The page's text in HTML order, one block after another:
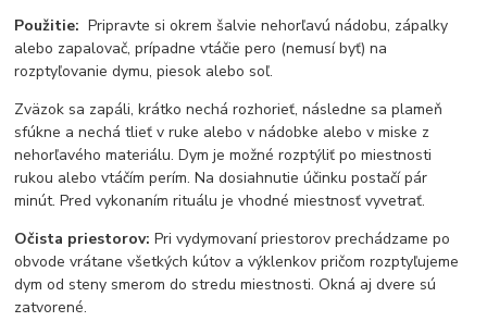
Použitie: Pripravte si okrem šalvie nehorľavú nádobu, zápalky
alebo zapalovač, prípadne vtáčie pero (nemusí byť) na
rozptyľovanie dymu, piesok alebo soľ.
Zväzok sa zapáli, krátko nechá rozhorieť, následne sa plameň
sfúkne a nechá tlieť v ruke alebo v nádobke alebo v miske z
nehorľavého materiálu. Dym je možné rozptýliť po miestnosti
rukou alebo vtáčím perím. Na dosiahnutie účinku postačí pár
minút. Pred vykonaním rituálu je vhodné miestnosť vyvetrať.
Očista priestorov: Pri vydymovaní priestorov prechádzame po
obvode vrátane všetkých kútov a výklenkov pričom rozptyľujeme
dym od steny smerom do stredu miestnosti. Okná aj dvere sú
zatvorené.